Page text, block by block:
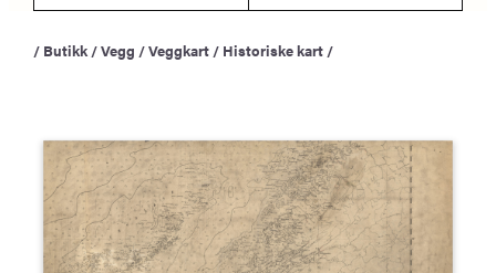
r/ Butikk /Vegg /Veggkart / Historiske kart /